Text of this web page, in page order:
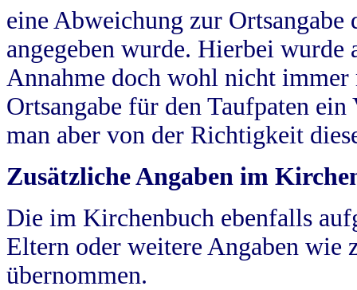
eine Abweichung zur
angegeben wurde. Hierbei wurde
Annahme doch wohl nicht
Ortsangabe für den Taufpaten
man aber von der Richtigkeit
Zusätzliche Angaben im
Die im Kirchenbuch ebenfalls
Eltern oder weitere Angaben wie
übernommen.